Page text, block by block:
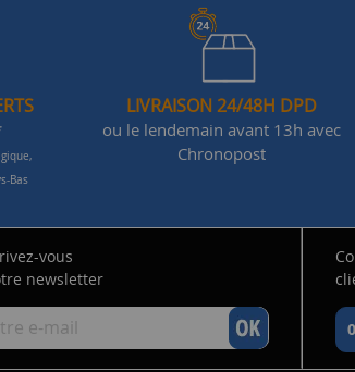
Bas
LIVRAISON 24/48H DPD
ou le lendemain avant 13h avec
Chronopost
vous
newsletter